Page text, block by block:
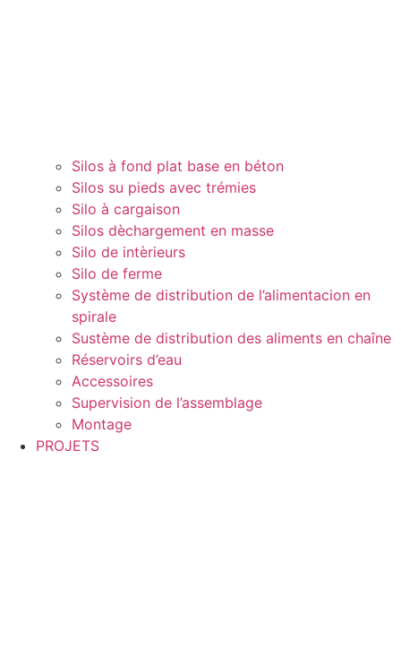
Silos à fond plat base en béton
Silos su pieds avec trémies
Silo à cargaison
Silos dèchargement en masse
Silo de intèrieurs
Silo de ferme
Système de distribution de l’alimentacion en
spirale
Sustème de distribution des aliments en chaîne
Réservoirs d’eau
Accessoires
Supervision de l’assemblage
Montage
PROJETS